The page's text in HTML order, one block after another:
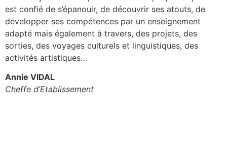
est confié de s’épanouir, de découvrir ses atouts, de
développer ses compétences par un enseignement
adapté mais également à travers, des projets, des
sorties, des voyages culturels et linguistiques, des
activités artistiques…
Annie VIDAL
Cheffe d’Etablissement